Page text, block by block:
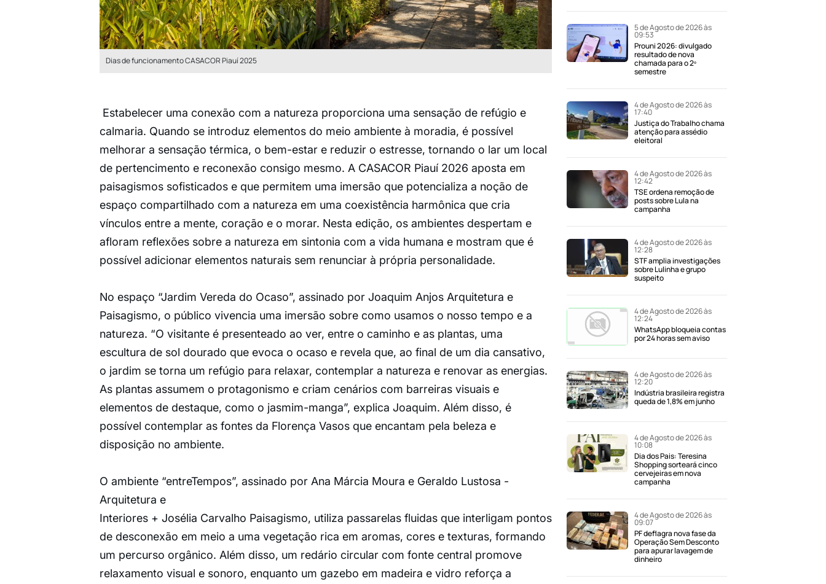
Dias de funcionamento CASACOR Piauí 2025
Estabelecer uma conexão com a natureza proporciona uma sensação de refúgio e
calmaria. Quando se introduz elementos do meio ambiente à moradia, é possível
melhorar a sensação térmica, o bem-estar e reduzir o estresse, tornando o lar um local
de pertencimento e reconexão consigo mesmo. A CASACOR Piauí 2026 aposta em
paisagismos sofisticados e que permitem uma imersão que potencializa a noção de
espaço compartilhado com a natureza em uma coexistência harmônica que cria
vínculos entre a mente, coração e o morar. Nesta edição, os ambientes despertam e
afloram reflexões sobre a natureza em sintonia com a vida humana e mostram que é
possível adicionar elementos naturais sem renunciar à própria personalidade.
No espaço “Jardim Vereda do Ocaso”, assinado por Joaquim Anjos Arquitetura e
Paisagismo, o público vivencia uma imersão sobre como usamos o nosso tempo e a
natureza. “O visitante é presenteado ao ver, entre o caminho e as plantas, uma
escultura de sol dourado que evoca o ocaso e revela que, ao final de um dia cansativo,
o jardim se torna um refúgio para relaxar, contemplar a natureza e renovar as energias.
As plantas assumem o protagonismo e criam cenários com barreiras visuais e
elementos de destaque, como o jasmim-manga”, explica Joaquim. Além disso, é
possível contemplar as fontes da Florença Vasos que encantam pela beleza e
disposição no ambiente.
O ambiente “entreTempos”, assinado por Ana Márcia Moura e Geraldo Lustosa -
Arquitetura e
Interiores + Josélia Carvalho Paisagismo, utiliza passarelas fluidas que interligam pontos
de desconexão em meio a uma vegetação rica em aromas, cores e texturas, formando
um percurso orgânico. Além disso, um redário circular com fonte central promove
relaxamento visual e sonoro, enquanto um gazebo em madeira e vidro reforça a
5 de Agosto de 2026 às
09:53
Prouni 2026: divulgado
resultado de nova
chamada para o 2º
semestre
4 de Agosto de 2026 às
17:40
Justiça do Trabalho chama
atenção para assédio
eleitoral
4 de Agosto de 2026 às
12:42
TSE ordena remoção de
posts sobre Lula na
campanha
4 de Agosto de 2026 às
12:28
STF amplia investigações
sobre Lulinha e grupo
suspeito
4 de Agosto de 2026 às
12:24
WhatsApp bloqueia contas
por 24 horas sem aviso
4 de Agosto de 2026 às
12:20
Indústria brasileira registra
queda de 1,8% em junho
4 de Agosto de 2026 às
10:08
Dia dos Pais: Teresina
Shopping sorteará cinco
cervejeiras em nova
campanha
4 de Agosto de 2026 às
09:07
PF deflagra nova fase da
Operação Sem Desconto
para apurar lavagem de
dinheiro